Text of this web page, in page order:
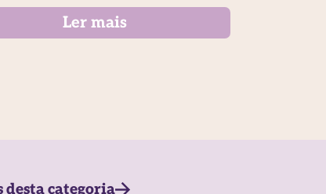
Ler mais
desta categoria